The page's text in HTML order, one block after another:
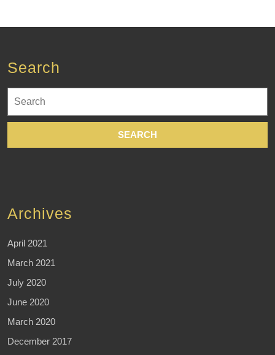
Search
for:
Archives
April 2021
March 2021
July 2020
June 2020
March 2020
December 2017